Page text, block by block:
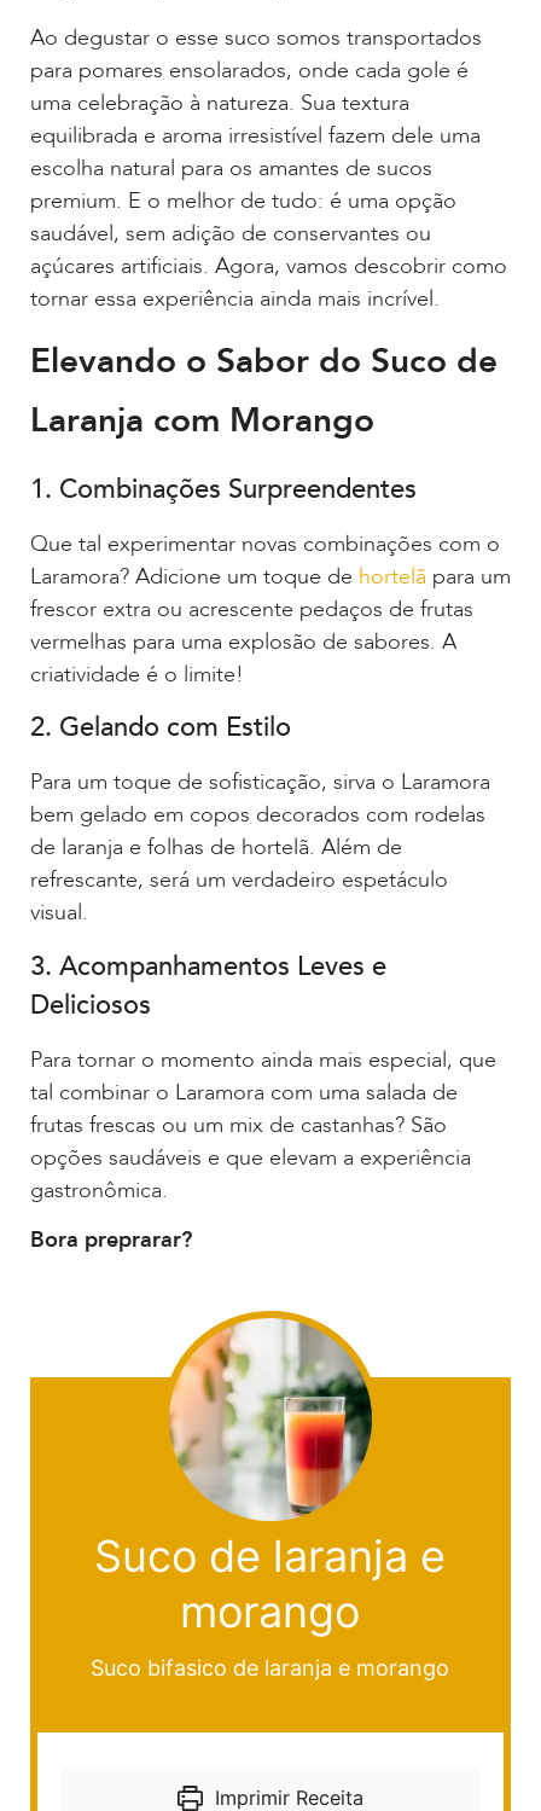
Ao degustar o esse suco somos transportados
para pomares ensolarados, onde cada gole é
uma celebração à natureza. Sua textura
equilibrada e aroma irresistível fazem dele uma
escolha natural para os amantes de sucos
premium. E o melhor de tudo: é uma opção
saudável, sem adição de conservantes ou
açúcares artificiais. Agora, vamos descobrir como
tornar essa experiência ainda mais incrível.
Elevando o Sabor do Suco de
Laranja com Morango
1. Combinações Surpreendentes
Que tal experimentar novas combinações com o
Laramora? Adicione um toque de hortelã para um
frescor extra ou acrescente pedaços de frutas
vermelhas para uma explosão de sabores. A
criatividade é o limite!
2. Gelando com Estilo
Para um toque de sofisticação, sirva o Laramora
bem gelado em copos decorados com rodelas
de laranja e folhas de hortelã. Além de
refrescante, será um verdadeiro espetáculo
visual.
3. Acompanhamentos Leves e
Deliciosos
Para tornar o momento ainda mais especial, que
tal combinar o Laramora com uma salada de
frutas frescas ou um mix de castanhas? São
opções saudáveis e que elevam a experiência
gastronômica.
Bora preprarar?
Suco de laranja e
morango
Suco bifasico de laranja e morango
Imprimir Receita